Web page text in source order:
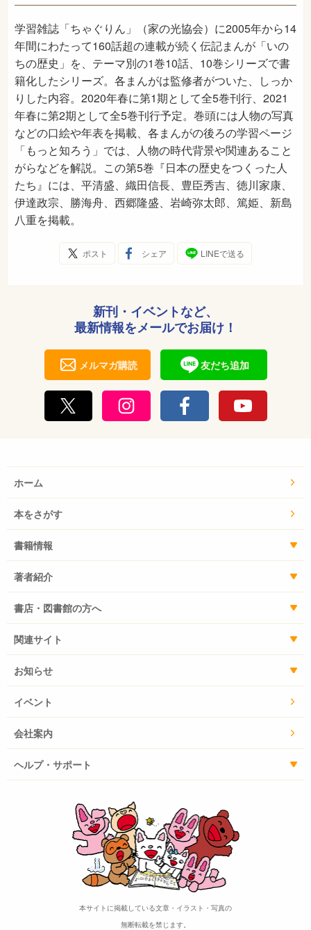
発売日 2020年3月
学習雑誌「ちゃぐりん」（家の光協会）に2005年から14
年間にわたって160話超の連載が続く伝記まんが「いの
ちの歴史」を、テーマ別の1巻10話、10巻シリーズで書
籍化したシリーズ。各まんがは監修者がついた、しっか
りした内容。2020年春に第1期として全5巻刊行、2021
年春に第2期として全5巻刊行予定。巻頭には人物の写真
などの口絵や年表を掲載、各まんがの後ろの学習ページ
「もっと知ろう」では、人物の時代背景や関連あること
がらなどを解説。この第5巻『日本の歴史をつくった人
たち』には、平清盛、織田信長、豊臣秀吉、徳川家康、
伊達政宗、勝海舟、西郷隆盛、岩崎弥太郎、篤姫、新島
八重を掲載。
ポスト シェア LINEで送る
新刊・イベントなど、
最新情報をメールでお届け！
メルマガ購読 友だち追加
ホーム
本をさがす
書籍情報
著者紹介
書店・図書館の方へ
関連サイト
お知らせ
イベント
会社案内
ヘルプ・サポート
本サイトに掲載している文章・イラスト・写真の
無断転載を禁じます。